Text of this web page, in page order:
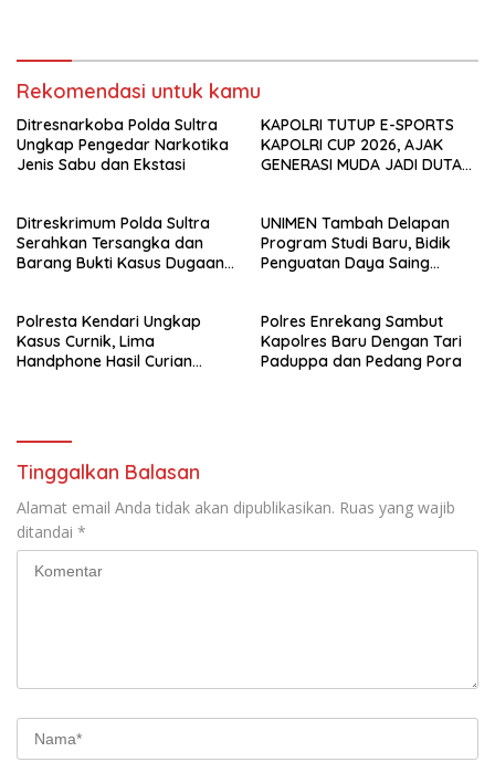
Rekomendasi untuk kamu
Ditresnarkoba Polda Sultra
Ungkap Pengedar Narkotika
Jenis Sabu dan Ekstasi
KAPOLRI TUTUP E-SPORTS
KAPOLRI CUP 2026, AJAK
GENERASI MUDA JADI DUTA
Ditreskrimum Polda Sultra
Serahkan Tersangka dan
Barang Bukti Kasus Dugaan
Kejaksaan
UNIMEN Tambah Delapan
Program Studi Baru, Bidik
Penguatan Daya Saing
Polresta Kendari Ungkap
Kasus Curnik, Lima
Handphone Hasil Curian
Polres Enrekang Sambut
Kapolres Baru Dengan Tari
Paduppa dan Pedang Pora
Tinggalkan Balasan
Alamat email Anda tidak akan dipublikasikan. Ruas yang wajib
ditandai *